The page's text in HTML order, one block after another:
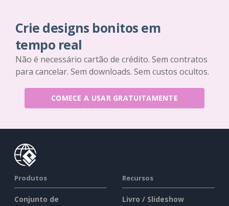
Crie designs bonitos em
tempo real
Não é necessário cartão de crédito. Sem contratos
para cancelar. Sem downloads. Sem custos ocultos.
COMECE A USAR GRATUITAMENTE
Produtos
Conjunto de
Recursos
Livro / Slideshow